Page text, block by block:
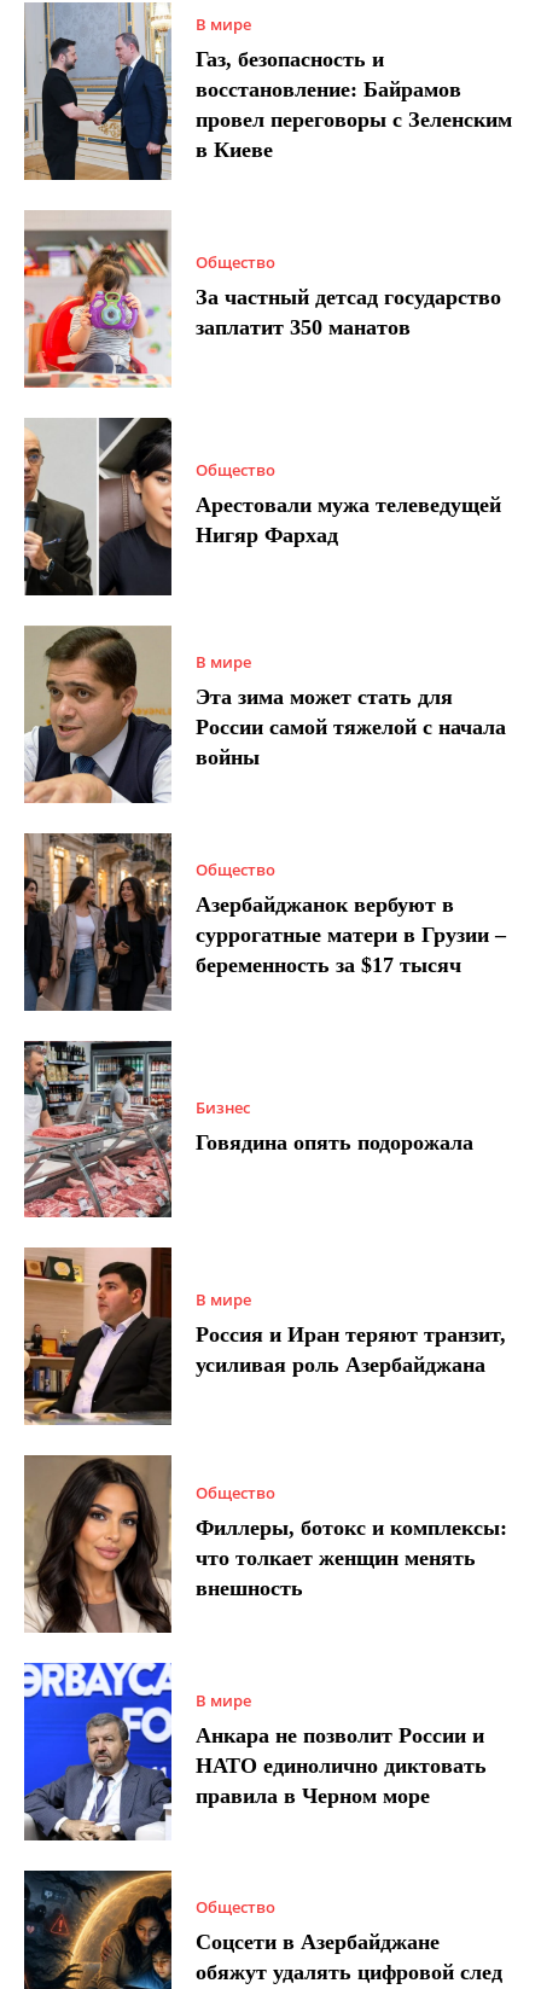
В мире
Газ, безопасность и
восстановление: Байрамов
провел переговоры с Зеленским
в Киеве
Общество
За частный детсад государство
заплатит 350 манатов
Общество
Арестовали мужа телеведущей
Нигяр Фархад
В мире
Эта зима может стать для
России самой тяжелой с начала
войны
Общество
Азербайджанок вербуют в
суррогатные матери в Грузии –
беременность за $17 тысяч
Бизнес
Говядина опять подорожала
В мире
Россия и Иран теряют транзит,
усиливая роль Азербайджана
Общество
Филлеры, ботокс и комплексы:
что толкает женщин менять
внешность
В мире
Анкара не позволит России и
НАТО единолично диктовать
правила в Черном море
Общество
Соцсети в Азербайджане
обяжут удалять цифровой след